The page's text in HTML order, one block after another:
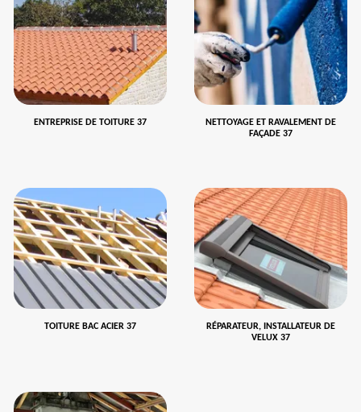
ENTREPRISE DE TOITURE 37
NETTOYAGE ET RAVALEMENT DE
FAÇADE 37
TOITURE BAC ACIER 37
RÉPARATEUR, INSTALLATEUR DE
VELUX 37